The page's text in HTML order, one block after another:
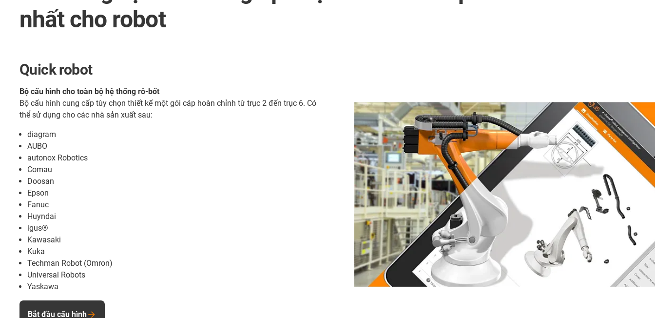
nhất cho robot
Quick robot
Bộ cấu hình cho toàn bộ hệ thống rô-bốt
Bộ cấu hình cung cấp tùy chọn thiết kế một gói cáp hoàn chỉnh từ trục 2 đến trục 6. Có
thể sử dụng cho các nhà sản xuất sau:
diagram
AUBO
autonox Robotics
Comau
Doosan
Epson
Fanuc
Huyndai
igus®
Kawasaki
Kuka
Techman Robot (Omron)
Universal Robots
Yaskawa
Bắt đầu cấu hình